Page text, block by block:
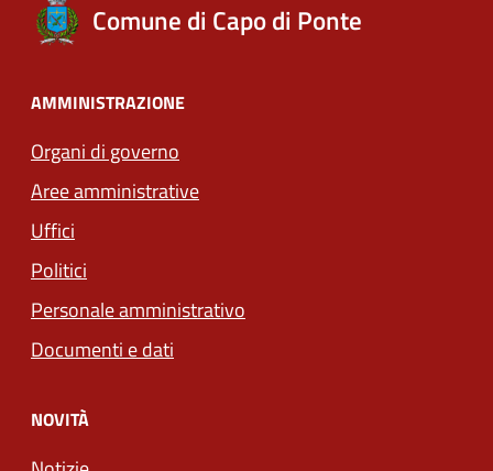
Comune di Capo di Ponte
AMMINISTRAZIONE
Organi di governo
Aree amministrative
Uffici
Politici
Personale amministrativo
Documenti e dati
NOVITÀ